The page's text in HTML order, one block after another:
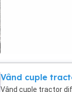
Vând cuple
Vând cuple tractor